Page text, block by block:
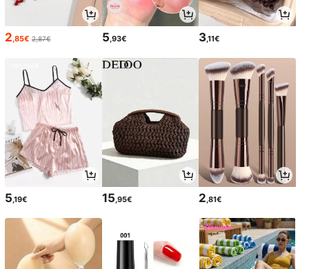
2,85€ 2,87€ 5,93€ 3,11€
5 ,19€ 15 ,95€ 2 ,81€